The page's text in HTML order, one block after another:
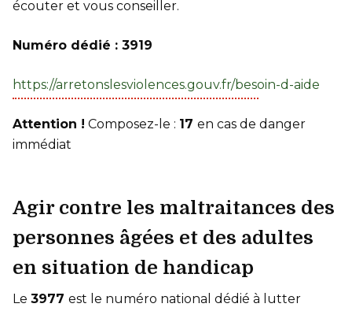
écouter et vous conseiller.
Numéro dédié : 3919
https://arretonslesviolences.gouv.fr/besoin-d-aide
Attention ! Composez-le : 17 en cas de danger
immédiat
Agir contre les maltraitances des
personnes âgées et des adultes
en situation de handicap
Le 3977 est le numéro national dédié à lutter